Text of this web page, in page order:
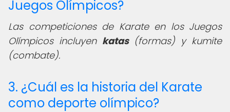
Juegos Olímpicos?
Las competiciones de Karate en los Juegos
Olímpicos incluyen katas(formas) y kumite
(combate).
3. ¿Cuál es la historia del Karate
como deporte olímpico?